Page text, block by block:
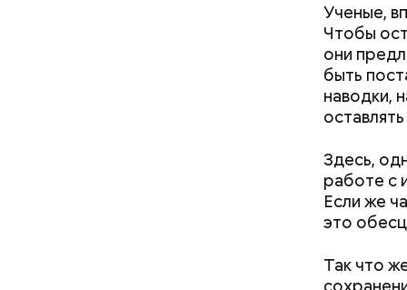
Ученые,
Чтобы
они
быть
наводки,
Здесь,
работе с
Если же
это
Так что
брынза;